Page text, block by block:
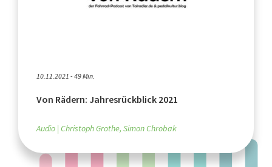
10.11.2021 - 49 Min.
Von Rädern: Jahresrückblick 2021
Audio Christoph Grothe, Simon Chrobak